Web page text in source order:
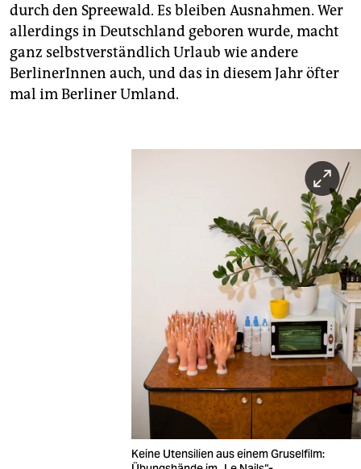
durch den Spreewald. Es bleiben Ausnahmen. Wer
allerdings in Deutschland geboren wurde, macht
ganz selbstverständlich Urlaub wie andere
BerlinerInnen auch, und das in diesem Jahr öfter
mal im Berliner Umland.
Keine Utensilien aus einem Gruselfilm: